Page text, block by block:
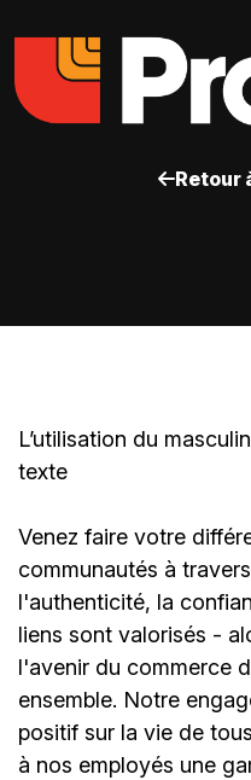
Retour
L’utilisation du
texte
Venez faire votre
communautés à
l'authenticité, la
liens sont valorisés -
l'avenir du commerce
ensemble. Notre
positif sur la vie de
à nos employés une